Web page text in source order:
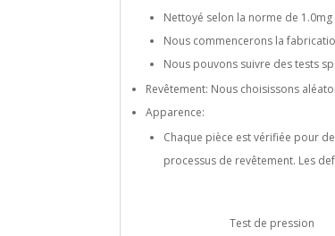
Nettoyé selon la norme de 1.0mg
Nous commencerons la
Nous pouvons suivre des tests
Revêtement: Nous choisissons
Apparence:
Chaque pièce est vérifiée pour
processus de revêtement. Les
Test de